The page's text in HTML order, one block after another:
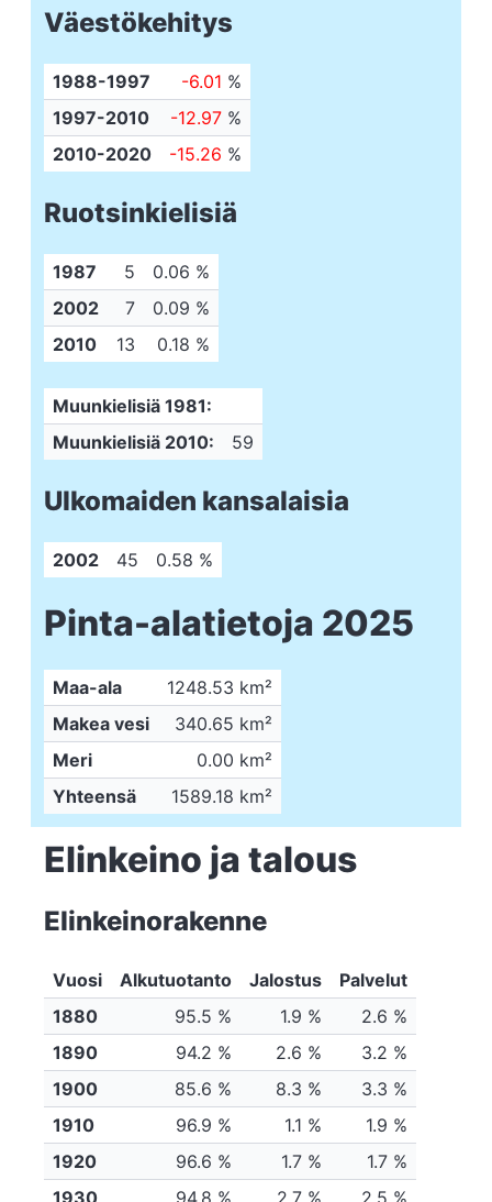
Väestökehitys
1988-1997 -6.01 %
1997-2010
-12.97 %
2010-2020
-15.26 %
Ruotsinkielisiä
1987 5
0.06 %
2002
7
0.09 %
2010
13 0.18 %
Muunkielisiä 1981:
Muunkielisiä 2010:
59
Ulkomaiden kansalaisia
2002 45 0.58 %
Pinta-alatietoja 2025
Maa-ala
1248.53 km²
Makea vesi
340.65 km²
Meri
0.00 km²
Yhteensä
1589.18 km²
Elinkeino ja talous
Elinkeinorakenne
Vuosi Alkutuotanto Jalostus
Palvelut
1880
95.5 % 1.9 %
2.6 %
1890
94.2 % 2.6 %
3.2 %
1900
85.6 % 8.3 %
3.3 %
1910
96.9 % 1.1 %
1.9 %
1920
96.6 % 1.7 %
1.7 %
1930
94.8 % 2.7 % 2.5 %